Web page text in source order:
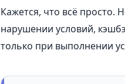
Кажется, что всё просто.
нарушении условий,
только при выполнении